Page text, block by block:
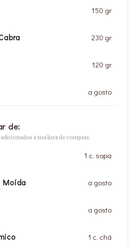
150 gr
230 gr
120 gr
a gosto
de:
à sua lista de compras.
1 c. sopa
Moída a gosto
a gosto
1 c. chá